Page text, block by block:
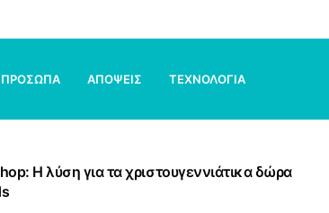
ΠΡΟΣΩΠΑ ΑΠΟΨΕΙΣ ΤΕΧΝΟΛΟΓΙΑ
Η λύση για τα χριστουγεννιάτικα δώρα